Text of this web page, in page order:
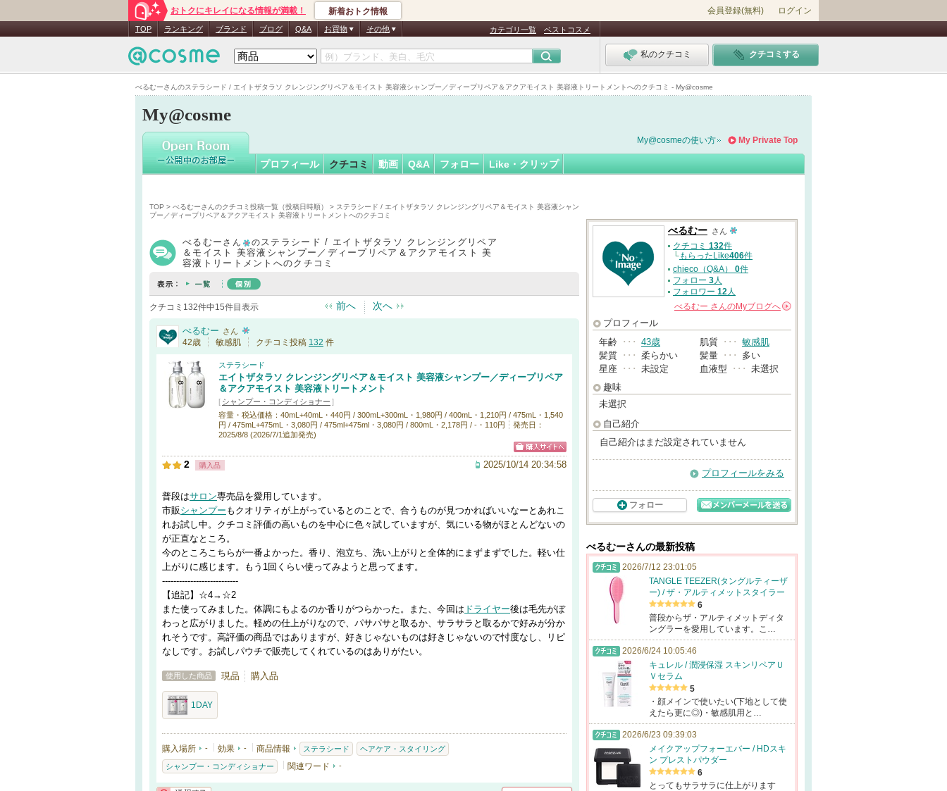
べるむーさんのステラシード / エイトザタラソ クレンジングリペア＆モイスト 美容液シャンプー／ディープリペア＆アクアモイスト 美容液トリートメントへのクチコミ - My@cosme
おトクにキレイになる情報が満載！ 新着おトク情報 会員登録(無料) ログイン
TOP ランキング ブランド ブログ Q&A お買物 その他 カテゴリ一覧 ベストコスメ
私のクチコミ クチコミする
My@cosme
べるむーさん
My Private Top
My@cosmeの使い方
プロフィール クチコミ 動画 Q&A フォロー Like・クリップ
TOP > べるむーさんのクチコミ投稿一覧（投稿日時順）
> ステラシード / エイトザタラソ クレンジングリペア＆モイスト 美容液シャン
プー／ディープリペア＆アクアモイスト 美容液トリートメントへのクチコミ
べるむー さん のステラシード / エイトザタラソ クレンジングリペア
＆モイスト 美容液シャンプー／ディープリペア＆アクアモイスト 美
容液トリートメントへのクチコミ
クチコミ132件中15件目表示 前へ 次へ
べるむー さん
42歳 敏感肌 クチコミ投稿 132 件
ステラシード
エイトザタラソ クレンジングリペア＆モイスト 美容液シャンプー／ディープリペア
＆アクアモイスト 美容液トリートメント
[ シャンプー・コンディショナー ]
容量・税込価格：40mL+40mL・440円 / 300mL+300mL・1,980円 / 400mL・1,210円 / 475mL・1,540
円 / 475mL+475mL・3,080円 / 475ml+475ml・3,080円 / 800mL・2,178円 / -・110円
発売日：
2025/8/8 (2026/7/1追加発売)
2 購入品 2025/10/14 20:34:58
普段はサロン専売品を愛用しています。
市販シャンプー もクオリティが上がっているとのことで、合うものが見つかればいいなーとあれこ
れお試し中。クチコミ評価の高いものを中心に色々試していますが、気にいる物がほとんどないの
が正直なところ。
今のところこちらが一番よかった。香り、泡立ち、洗い上がりと全体的にまずまずでした。軽い仕
上がりに感じます。もう1回くらい使ってみようと思ってます。
---------------------------
【追記】☆4→☆2
また使ってみました。体調にもよるのか香りがつらかった。また、今回は ドライヤー後は毛先がぼ
わっと広がりました。軽めの仕上がりなので、パサパサと取るか、サラサラと取るかで好みが分か
れそうです。高評価の商品ではありますが、好きじゃないものは好きじゃないので忖度なし、リピ
なしです。お試しパウチで販売してくれているのはありがたい。
使用した商品 現品 購入品
1DAY
購入場所 - 効果 - 商品情報 ステラシード ヘアケア・スタイリング
シャンプー・コンディショナー 関連ワード -
べるむー さん
クチコミ 132件
└もらったLike406件
chieco（Q&A） 0件
フォロー 3人
フォロワー 12人
べるむー さんのMyブログへ
プロフィール
年齢 ･･･ 43歳 肌質 ･･･ 敏感肌
髪質 ･･･ 柔らかい 髪量 ･･･
多い
星座 ･･･ 未設定 血液型 ･･･ 未選択
趣味
未選択
自己紹介
自己紹介はまだ設定されていません
プロフィールをみる
フォロー
べるむーさんの最新投稿
2026/7/12 23:01:05
TANGLE TEEZER(タングルティーザ
ー) / ザ・アルティメットスタイラー
6
普段からザ・アルティメットディタ
ングラーを愛用しています。こ…
2026/6/24 10:05:46
キュレル / 潤浸保湿 スキンリペアＵ
Ｖセラム
5
・顔メインで使いたい(下地として使
えたら更に◎)・敏感肌用と…
2026/6/23 09:39:03
メイクアップフォーエバー / HDスキ
ン プレストパウダー
6
とってもサラサラに仕上がります